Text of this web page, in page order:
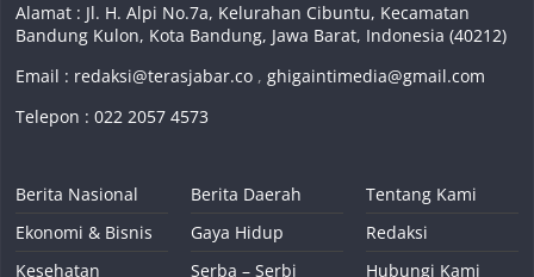
Alamat : Jl. H. Alpi No.7a, Kelurahan Cibuntu, Kecamatan
Bandung Kulon, Kota Bandung, Jawa Barat, Indonesia (40212)
Email : redaksi@terasjabar.co ,ghigaintimedia@gmail.com
Telepon : 022 2057 4573
Berita Nasional
Ekonomi & Bisnis
Kesehatan
Berita Daerah
Gaya Hidup
Serba – Serbi
Tentang Kami
Redaksi
Hubungi Kami